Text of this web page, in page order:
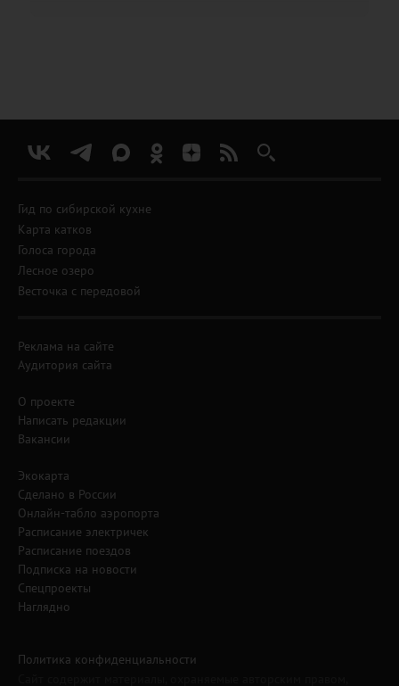
Гид по сибирской кухне
Карта катков
Голоса города
Лесное озеро
Весточка с передовой
Реклама на сайте
Аудитория сайта
О проекте
Написать редакции
Вакансии
Экокарта
Сделано в России
Онлайн-табло аэропорта
Расписание электричек
Расписание поездов
Подписка на новости
Спецпроекты
Наглядно
Политика конфиденциальности